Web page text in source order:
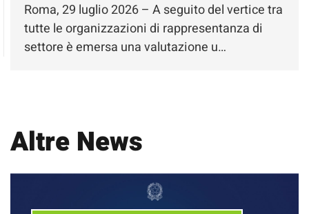
Roma, 29 luglio 2026 – A seguito del vertice tra
tutte le organizzazioni di rappresentanza di
settore è emersa una valutazione u…
Altre News